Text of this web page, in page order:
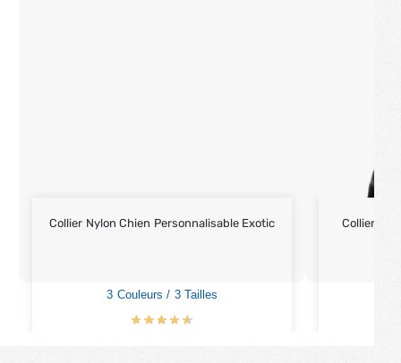
Collier Nylon Chien Personnalisable Exotic
3 Couleurs / 3 Tailles
Collier